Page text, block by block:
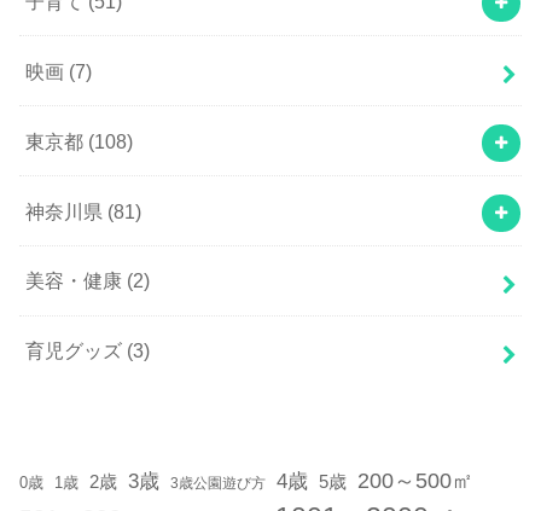
映画 (7)
東京都 (108)
神奈川県 (81)
美容・健康 (2)
育児グッズ (3)
0歳 1歳 2歳 3歳 3歳公園遊び方 4歳 5歳 200～500㎡